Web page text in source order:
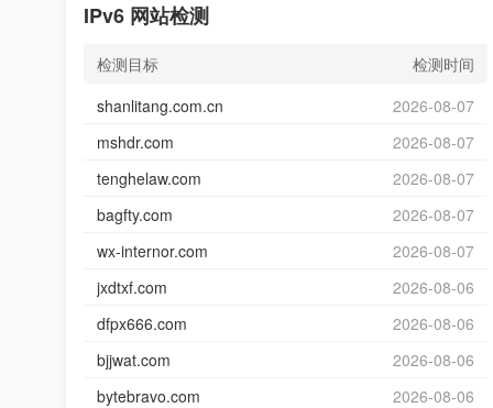
IPv6 网站检测
检测目标
检测时间
shanlitang.com.cn
2026-08-07
mshdr.com
2026-08-07
tenghelaw.com
2026-08-07
bagfty.com
2026-08-07
wx-internor.com
2026-08-07
jxdtxf.com
2026-08-06
dfpx666.com
2026-08-06
bjjwat.com
2026-08-06
bytebravo.com
2026-08-06